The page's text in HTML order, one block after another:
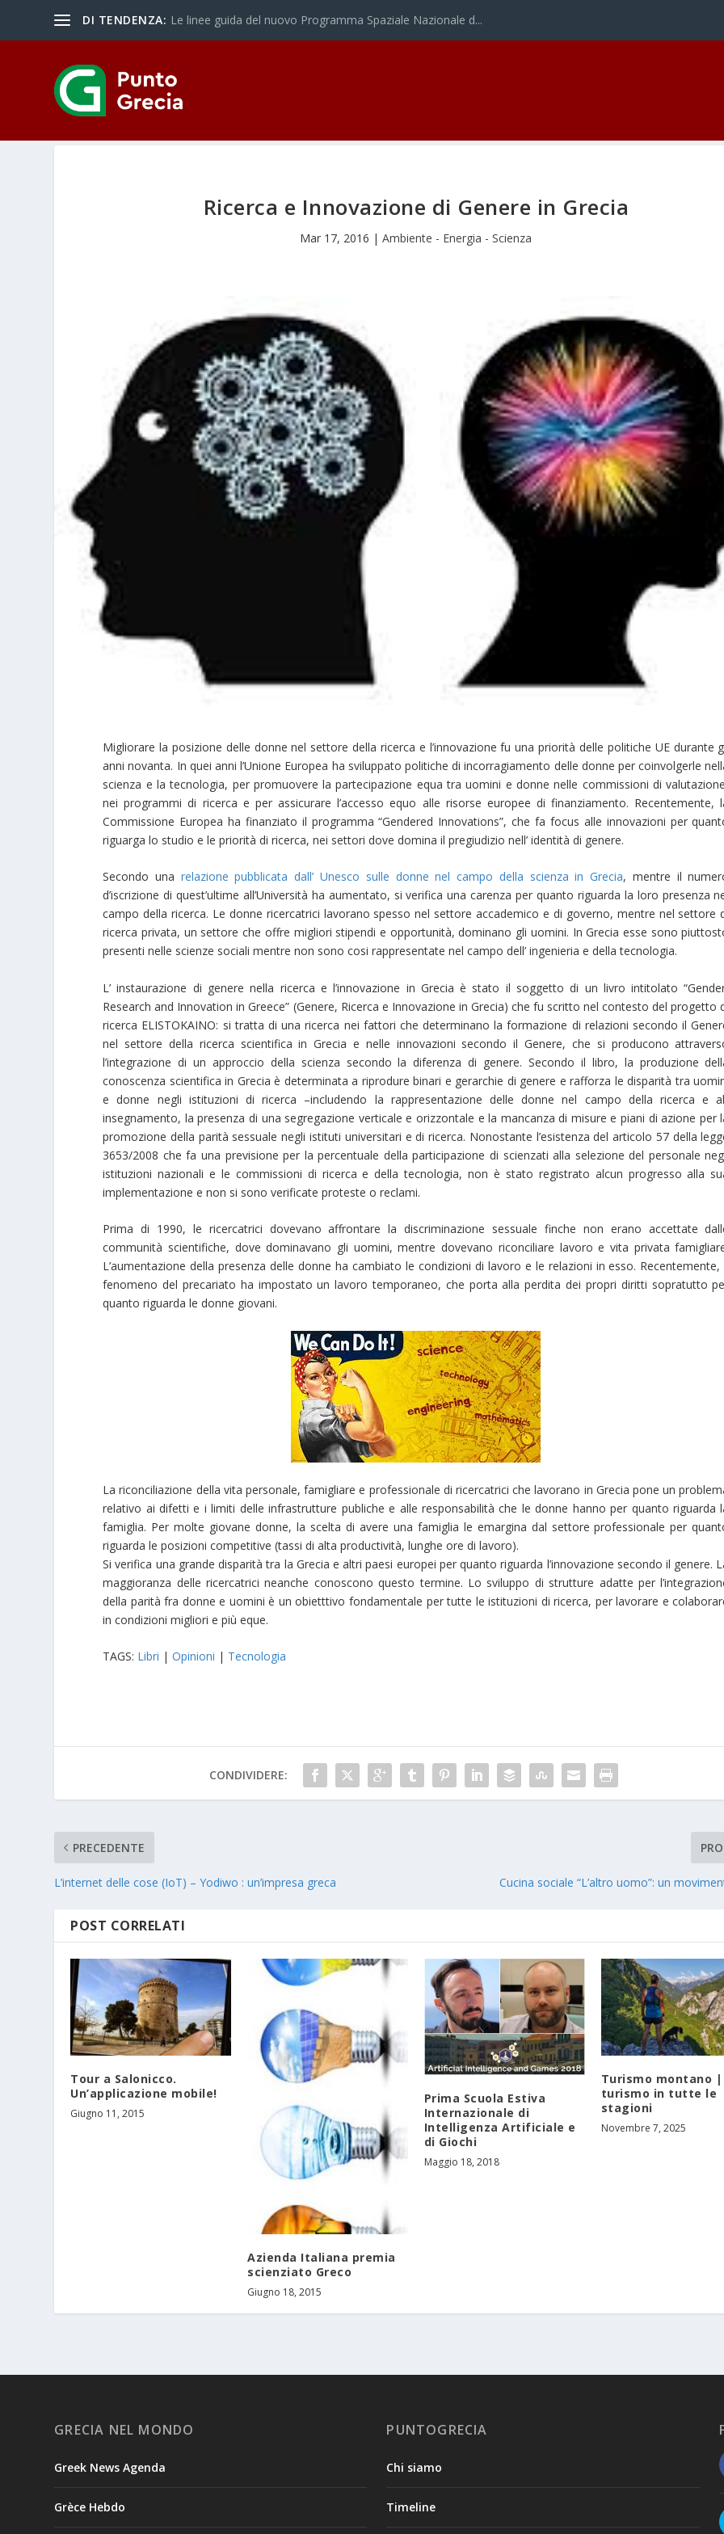
DI TENDENZA: Le linee guida del nuovo Programma Spaziale Nazionale d...
Ricerca e Innovazione di Genere in Grecia
Mar 17, 2016 |Ambiente - Energia - Scienza
Migliorare la posizione delle donne nel settore della ricerca e l’innovazione fu una priorità delle politiche UE durante
anni novanta. In quei anni l’Unione Europea ha sviluppato politiche di incorragiamento delle donne per coinvolgerle
scienza e la tecnologia, per promuovere la partecipazione equa tra uomini e donne nelle commissioni di
nei programmi di ricerca e per assicurare l’accesso equo alle risorse europee di finanziamento. Recentemente,
Commissione Europea ha finanziato il programma “Gendered Innovations”, che fa focus alle innovazioni per
riguarga lo studio e le priorità di ricerca, nei settori dove domina il pregiudizio nell’ identità di genere.
Secondo una relazione pubblicata dall’ Unesco sulle donne nel campo della scienza in Grecia, mentre il
d’iscrizione di quest’ultime all’Università ha aumentato, si verifica una carenza per quanto riguarda la loro presenza
campo della ricerca. Le donne ricercatrici lavorano spesso nel settore accademico e di governo, mentre nel settore
ricerca privata, un settore che offre migliori stipendi e opportunità, dominano gli uomini. In Grecia esse sono
presenti nelle scienze sociali mentre non sono cosi rappresentate nel campo dell’ ingenieria e della tecnologia.
L’ instaurazione di genere nella ricerca e l’innovazione in Grecia è stato il soggetto di un livro intitolato
Research and Innovation in Greece” (Genere, Ricerca e Innovazione in Grecia) che fu scritto nel contesto del progetto
ricerca ELISTOKAINO: si tratta di una ricerca nei fattori che determinano la formazione di relazioni secondo il
nel settore della ricerca scientifica in Grecia e nelle innovazioni secondo il Genere, che si producono
l’integrazione di un approccio della scienza secondo la diferenza di genere. Secondo il libro, la produzione
conoscenza scientifica in Grecia è determinata a riprodure binari e gerarchie di genere e rafforza le disparità tra
e donne negli istituzioni di ricerca –includendo la rappresentazione delle donne nel campo della ricerca e
insegnamento, la presenza di una segregazione verticale e orizzontale e la mancanza di misure e piani di azione per
promozione della parità sessuale negli istituti universitari e di ricerca. Nonostante l’esistenza del articolo 57 della
3653/2008 che fa una previsione per la percentuale della participazione di scienzati alla selezione del personale
istituzioni nazionali e le commissioni di ricerca e della tecnologia, non è stato registrato alcun progresso alla
implementazione e non si sono verificate proteste o reclami.
Prima di 1990, le ricercatrici dovevano affrontare la discriminazione sessuale finche non erano accettate
communità scientifiche, dove dominavano gli uomini, mentre dovevano riconciliare lavoro e vita privata
L’aumentazione della presenza delle donne ha cambiato le condizioni di lavoro e le relazioni in esso. Recentemente,
fenomeno del precariato ha impostato un lavoro temporaneo, che porta alla perdita dei propri diritti sopratutto
quanto riguarda le donne giovani.
La riconciliazione della vita personale, famigliare e professionale di ricercatrici che lavorano in Grecia pone un
relativo ai difetti e i limiti delle infrastrutture publiche e alle responsabilità che le donne hanno per quanto riguarda
famiglia. Per molte giovane donne, la scelta di avere una famiglia le emargina dal settore professionale per
riguarda le posizioni competitive (tassi di alta productività, lunghe ore di lavoro).
Si verifica una grande disparità tra la Grecia e altri paesi europei per quanto riguarda l’innovazione secondo il genere.
maggioranza delle ricercatrici neanche conoscono questo termine. Lo sviluppo di strutture adatte per
della parità fra donne e uomini è un obietttivo fondamentale per tutte le istituzioni di ricerca, per lavorare e
in condizioni migliori e più eque.
TAGS: Libri |Opinioni | Tecnologia
CONDIVIDERE:
PRECEDENTE
L’internet delle cose (IoT) – Yodiwo : un’impresa greca Cucina sociale “L’altro uomo”: un
POST CORRELATI
Tour a Salonicco.
Un’applicazione mobile!
Giugno 11, 2015
Azienda Italiana premia
scienziato Greco
Giugno 18, 2015
Prima Scuola Estiva
Internazionale di
Intelligenza Artificiale e
di Giochi
Maggio 18, 2018
Turismo montano |
turismo in tutte le
stagioni
Novembre 7, 2025
GRECIA NEL MONDO
Greek News Agenda
Grèce Hebdo
PUNTOGRECIA
Chi siamo
Timeline